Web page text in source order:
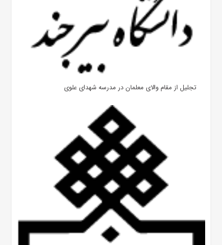
تجلیل از مقام والای معلمان در مدرسه شهدای علوی